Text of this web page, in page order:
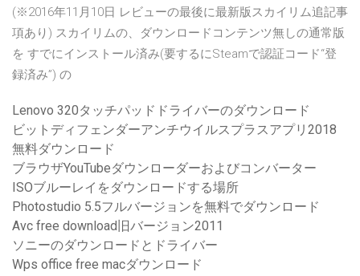
(※2016年11月10日 レビューの最後に最新版スカイリム追記事
項あり) スカイリムの、ダウンロードコンテンツ無しの通常版
を すでにインストール済み(要するにSteamで認証コード“登
録済み”) の
Lenovo 320タッチパッドドライバーのダウンロード
ビットディフェンダーアンチウイルスプラスアプリ2018
無料ダウンロード
ブラウザYouTubeダウンローダーおよびコンバーター
ISOブルーレイをダウンロードする場所
Photostudio 5.5フルバージョンを無料でダウンロード
Avc free download旧バージョン2011
ソニーのダウンロードとドライバー
Wps office free macダウンロード